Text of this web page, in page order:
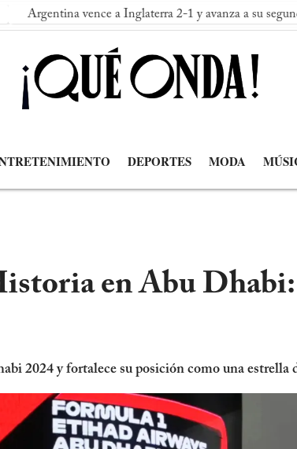
vence a Inglaterra 2-1 y avanza a su segunda final
DEPORTES MODA
en Abu
2024 y fortalece su posición como una estrella